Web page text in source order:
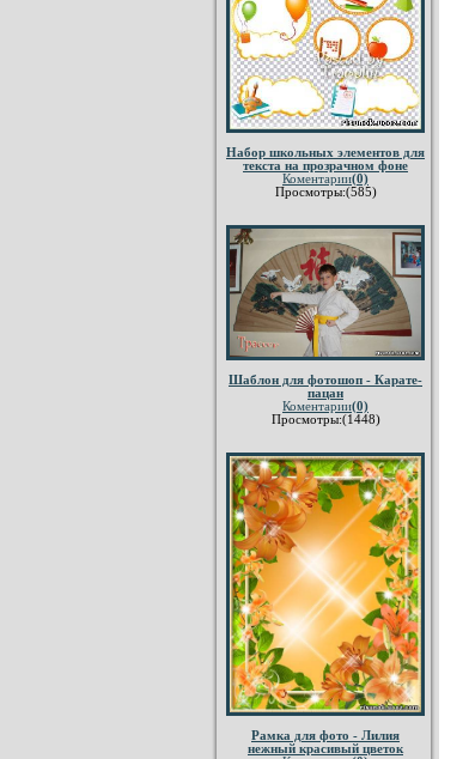
Набор школьных элементов для
текста на прозрачном фоне
Коментарии(0)
Просмотры:(585)
Шаблон для фотошоп - Карате-
пацан
Коментарии(0)
Просмотры:(1448)
Рамка для фото - Лилия
нежный красивый цветок